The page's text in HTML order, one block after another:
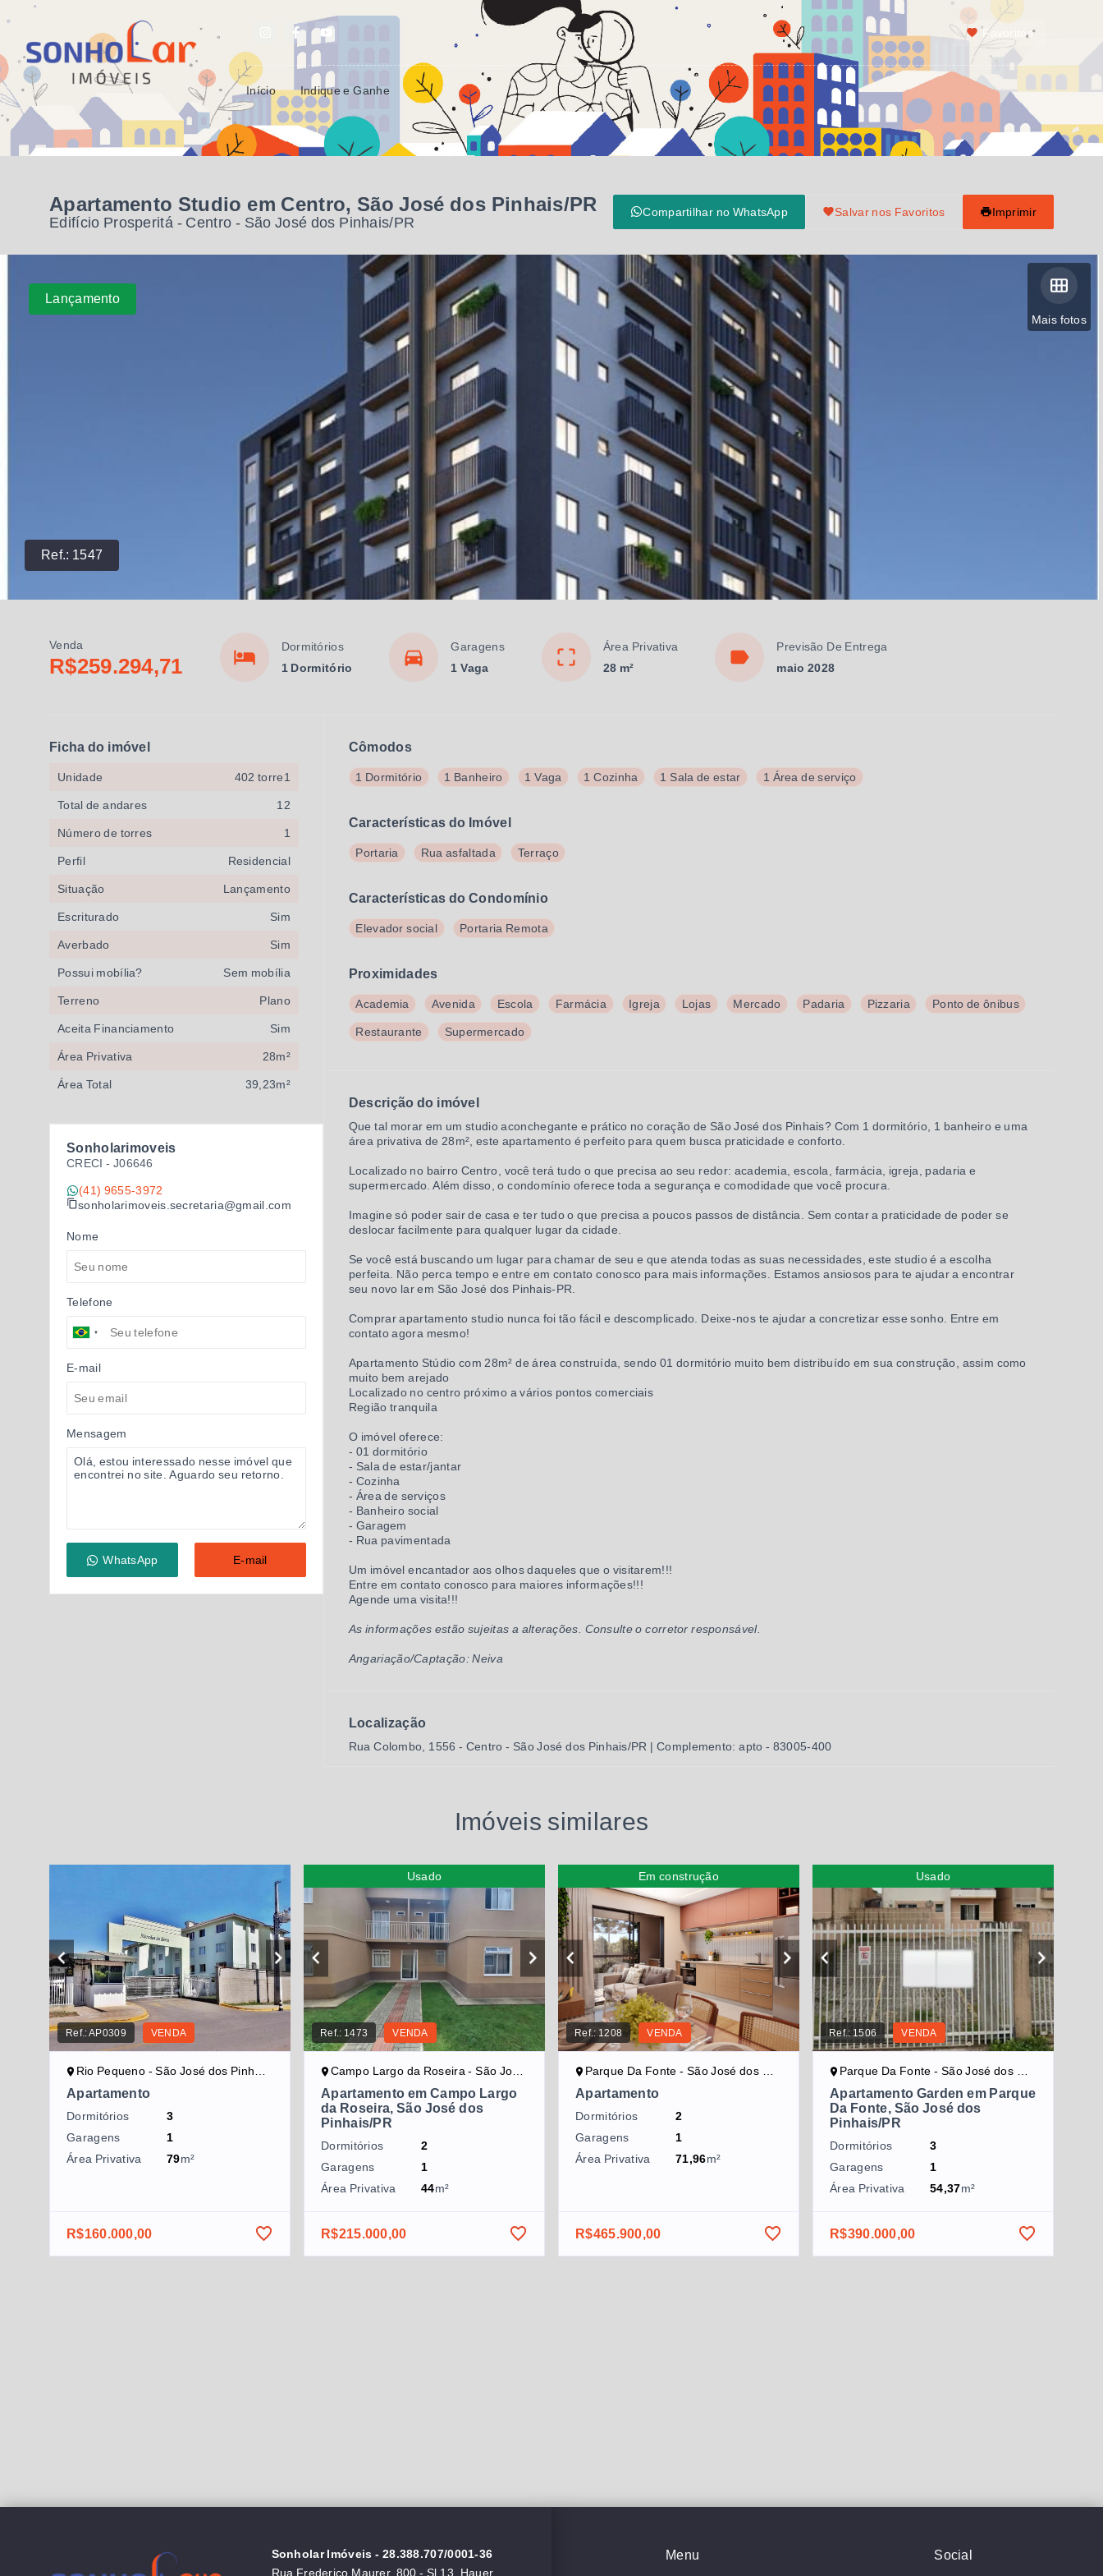
Favoritos
Início Indique e Ganhe
Apartamento Studio em Centro, São José dos Pinhais/PR
Edifício Prosperitá - Centro - São José dos Pinhais/PR
Compartilhar no WhatsApp Salvar nos Favoritos Imprimir
Ref.: 1547
Mais fotos
Lançamento
Venda
R$259.294,71
Dormitórios
1 Dormitório
Garagens
1 Vaga
Área Privativa
28 m²
Previsão De Entrega
maio 2028
Cômodos
1 Dormitório 1 Banheiro 1 Vaga 1 Cozinha 1 Sala de estar 1 Área de serviço
Características do Imóvel
Portaria Rua asfaltada Terraço
Características do Condomínio
Elevador social Portaria Remota
Proximidades
Academia Avenida Escola Farmácia Igreja Lojas Mercado Padaria Pizzaria Ponto de ônibus
Restaurante Supermercado
Descrição do imóvel
Que tal morar em um studio aconchegante e prático no coração de São José dos Pinhais? Com 1 dormitório, 1 banheiro e uma
área privativa de 28m², este apartamento é perfeito para quem busca praticidade e conforto.
Localizado no bairro Centro, você terá tudo o que precisa ao seu redor: academia, escola, farmácia, igreja, padaria e
supermercado. Além disso, o condomínio oferece toda a segurança e comodidade que você procura.
Imagine só poder sair de casa e ter tudo o que precisa a poucos passos de distância. Sem contar a praticidade de poder se
deslocar facilmente para qualquer lugar da cidade.
Se você está buscando um lugar para chamar de seu e que atenda todas as suas necessidades, este studio é a escolha
perfeita. Não perca tempo e entre em contato conosco para mais informações. Estamos ansiosos para te ajudar a encontrar
seu novo lar em São José dos Pinhais-PR.
Comprar apartamento studio nunca foi tão fácil e descomplicado. Deixe-nos te ajudar a concretizar esse sonho. Entre em
contato agora mesmo!
Apartamento Stúdio com 28m² de área construída, sendo 01 dormitório muito bem distribuído em sua construção, assim como
muito bem arejado
Localizado no centro próximo a vários pontos comerciais
Região tranquila
O imóvel oferece:
- 01 dormitório
- Sala de estar/jantar
- Cozinha
- Área de serviços
- Banheiro social
- Garagem
- Rua pavimentada
Um imóvel encantador aos olhos daqueles que o visitarem!!!
Entre em contato conosco para maiores informações!!!
Agende uma visita!!!
As informações estão sujeitas a alterações. Consulte o corretor responsável.
Angariação/Captação: Neiva
Localização
Rua Colombo, 1556 - Centro - São José dos Pinhais/PR | Complemento: apto - 83005-400
Ficha do imóvel
Unidade 402 torre1
Total de andares 12
Número de torres 1
Perfil Residencial
Situação Lançamento
Escriturado Sim
Averbado Sim
Possui mobília? Sem mobília
Terreno Plano
Aceita Financiamento Sim
Área Privativa 28m²
Área Total 39,23m²
Sonholarimoveis
CRECI - J06646
(41) 9655-3972
sonholarimoveis.secretaria@gmail.com
Nome
Telefone
E-mail
Mensagem
WhatsApp E-mail
Imóveis similares
Ref.:AP0309 VENDA
Rio Pequeno - São José dos Pinhais/PR
Apartamento
Dormitórios
3
Garagens
1
Área Privativa
79m²
R$160.000,00
Usado
Ref.: 1473 VENDA
Campo Largo da Roseira - São José dos Pinhais/PR
Apartamento em Campo Largo
da Roseira, São José dos
Pinhais/PR
Dormitórios
2
Garagens
1
Área Privativa
44m²
R$215.000,00
Em construção
Ref.: 1208 VENDA
Parque Da Fonte - São José dos Pinhais/PR
Apartamento
Dormitórios
2
Garagens
1
Área Privativa
71,96m²
R$465.900,00
Usado
Ref.:1506 VENDA
Parque Da Fonte - São José dos Pinhais/PR
Apartamento Garden em Parque
Da Fonte, São José dos
Pinhais/PR
Dormitórios
3
Garagens
1
Área Privativa
54,37m²
R$390.000,00
Menu Social
Sonholar Imóveis - 28.388.707/0001-36
Rua Frederico Maurer, 800 - Sl 13, Hauer